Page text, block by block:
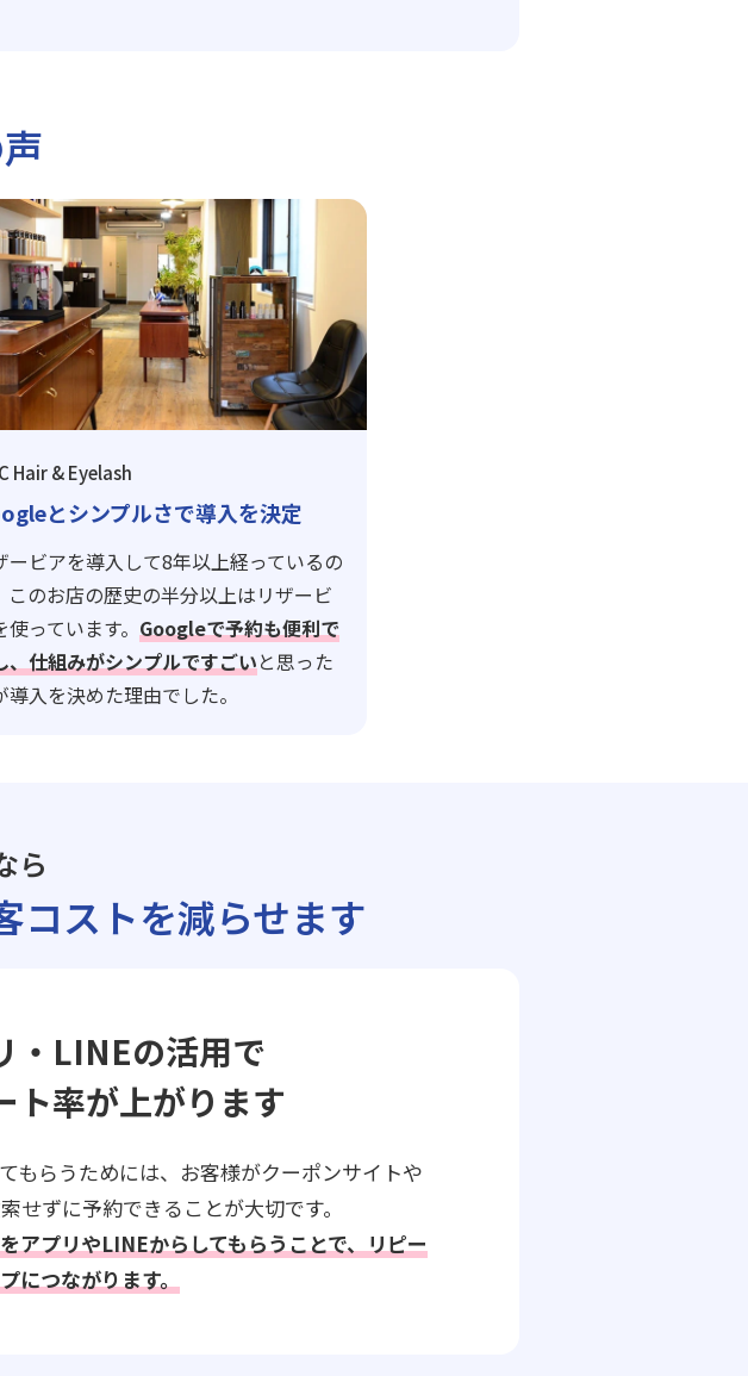
Hair & Eyelash
とシンプルさで導入を決定
ービアを導入して8年以上経っているの
このお店の歴史の半分以上はリザービ
使っています。 Googleで予約も便利で
、仕組みがシンプルですごいと思った
導入を決めた理由でした。
ら
コストを減らせます
・LINEの活用で
ト率が上がります
もらうためには、お客様がクーポンサイトや
せずに予約できることが大切です。
アプリやLINEからしてもらうことで、リピー
につながります。